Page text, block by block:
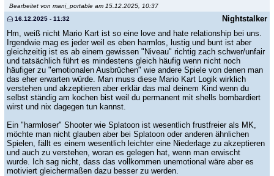
Bearbeitet von mani_portable am 15.12.2025, 10:37
Nightstalker
16.12.2025 - 11:32
Hm, weiß nicht Mario Kart ist so eine love and hate relationship bei uns.
Irgendwie mag es jeder weil es eben harmlos, lustig und bunt ist aber
gleichzeitig ist es ab einem gewissen "Niveau" richtig zach schwer/unfair
und tatsächlich führt es mindestens gleich häufig wenn nicht noch
häufiger zu "emotionalen Ausbrüchen" wie andere Spiele von denen man
das eher erwarten würde. Man muss diese Mario Kart Logik wirklich
verstehen und akzeptieren aber erklär das mal deinem Kind wenn du
selbst ständig am kochen bist weil du permanent mit shells bombardiert
wirst und nix dagegen tun kannst.
Ein "harmloser" Shooter wie Splatoon ist wesentlich frustfreier als MK,
möchte man nicht glauben aber bei Splatoon oder anderen ähnlichen
Spielen, fällt es einem wesentlich leichter eine Niederlage zu akzeptieren
und auch zu verstehen, woran es gelegen hat, wenn man erwischt
wurde. Ich sag nicht, dass das vollkommen unemotional wäre aber es
motiviert gleichermaßen dazu besser zu werden.